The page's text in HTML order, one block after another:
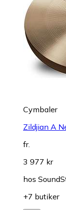
Cymbaler
Zildjian A
fr.
3 977 kr
hos
+7 butiker